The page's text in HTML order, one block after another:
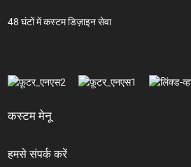
48 घंटों में कस्टम डिज़ाइन सेवा
कस्टम मेनू
हमसे संपर्क करें